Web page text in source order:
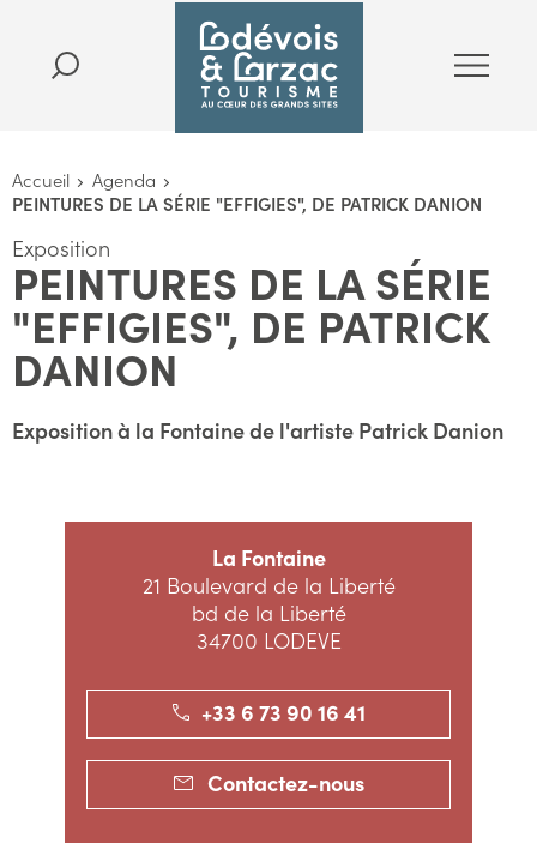
Accueil
Agenda
PEINTURES DE LA SÉRIE "EFFIGIES", DE PATRICK DANION
Exposition
PEINTURES DE LA SÉRIE
"EFFIGIES", DE PATRICK
DANION
Exposition à la Fontaine de l'artiste Patrick Danion
La Fontaine
21 Boulevard de la Liberté
bd de la Liberté
34700 LODEVE
+33 6 73 90 16 41
Contactez-nous